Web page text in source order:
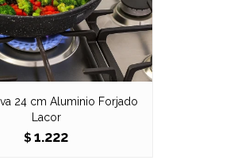
24 cm Aluminio Forjado
Lacor
$ 1.222